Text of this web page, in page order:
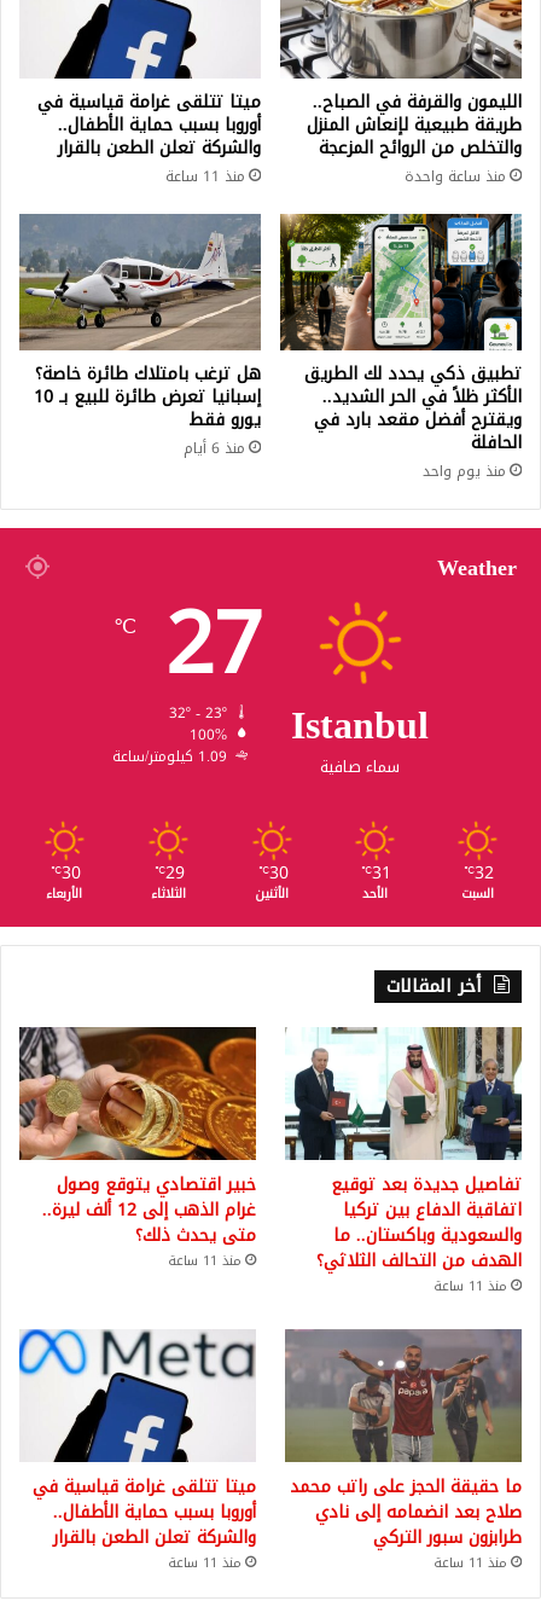
الليمون والقرفة في الصباح..
طريقة طبيعية لإنعاش المنزل
والتخلص من الروائح المزعجة
منذ ساعة واحدة
ميتا تتلقى غرامة قياسية في
أوروبا بسبب حماية الأطفال..
والشركة تعلن الطعن بالقرار
منذ 11 ساعة
تطبيق ذكي يحدد لك الطريق
الأكثر ظلاً في الحر الشديد..
ويقترح أفضل مقعد بارد في
الحافلة
منذ يوم واحد
هل ترغب بامتلاك طائرة خاصة؟
إسبانيا تعرض طائرة للبيع بـ 10
يورو فقط
منذ 6 أيام
Weather
Istanbul
سماء صافية
27
℃
100%
1.09 كيلومتر/ساعة
32
℃
السبت
31
℃
الأحد
30
℃
الأثنين
29
℃
الثلاثاء
30
℃
الأربعاء
أخر المقالات
تفاصيل جديدة بعد توقيع
اتفاقية الدفاع بين تركيا
والسعودية وباكستان.. ما
الهدف من التحالف الثلاثي؟
منذ 11 ساعة
خبير اقتصادي يتوقع وصول
غرام الذهب إلى 12 ألف ليرة..
متى يحدث ذلك؟
منذ 11 ساعة
ما حقيقة الحجز على راتب محمد
صلاح بعد انضمامه إلى نادي
طرابزون سبور التركي
منذ 11 ساعة
ميتا تتلقى غرامة قياسية في
أوروبا بسبب حماية الأطفال..
والشركة تعلن الطعن بالقرار
منذ 11 ساعة